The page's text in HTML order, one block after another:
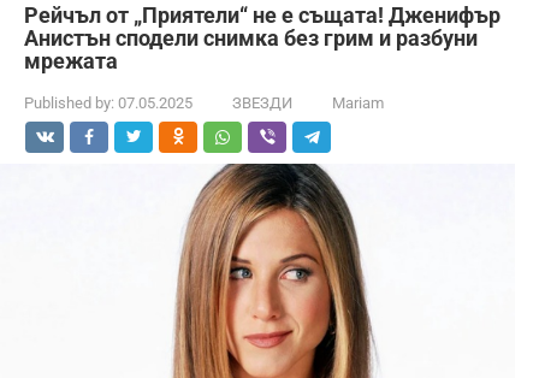
Рейчъл от „Приятели“ не е същата! Дженифър
Анистън сподели снимка без грим и разбуни
мрежата
Published by: 07.05.2025 ЗВЕЗДИ Mariam